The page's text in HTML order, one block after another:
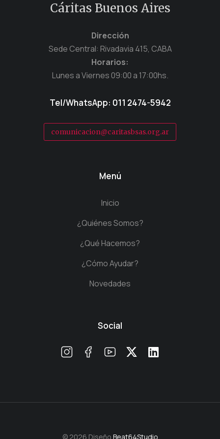
Cáritas Buenos Aires
Dirección
Sede Central: Rivadavia 415, CABA
Horarios:
Lunes a Viernes 09:00 a 17:00hs.
Tel/WhatsApp: 011 2474-5942
comunicacion@caritasbsas.org.ar
Menú
Inicio
¿Quiénes Somos?
¿Qué Hacemos?
¿Cómo Ayudar?
Novedades
Social
© 2026 Diseño Beat64Studio